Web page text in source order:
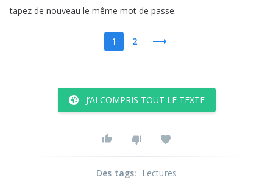
tapez de nouveau le même mot de passe.
1 2
J’AI COMPRIS TOUT LE TEXTE
Des tags: Lectures